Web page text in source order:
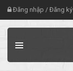
Đăng nhập / Đăng ký